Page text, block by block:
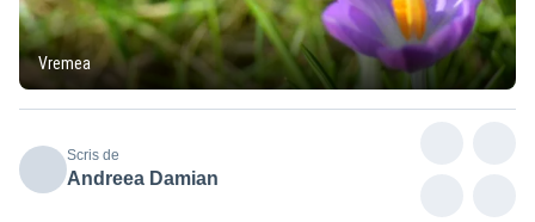
Vremea
Scris de
Andreea Damian